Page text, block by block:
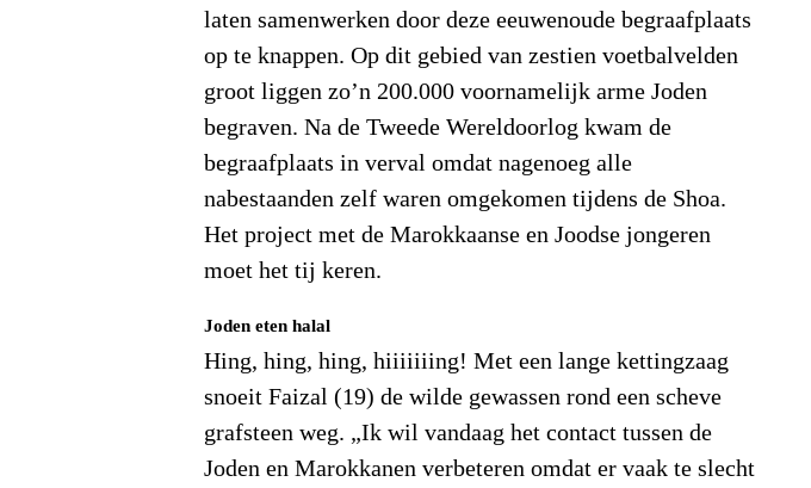
laten samenwerken door deze eeuwenoude begraafplaats
op te knappen. Op dit gebied van zestien voetbalvelden
groot liggen zo’n 200.000 voornamelijk arme Joden
begraven. Na de Tweede Wereldoorlog kwam de
begraafplaats in verval omdat nagenoeg alle
nabestaanden zelf waren omgekomen tijdens de Shoa.
Het project met de Marokkaanse en Joodse jongeren
moet het tij keren.
Joden eten halal
Hing, hing, hing, hiiiiiiing! Met een lange kettingzaag
snoeit Faizal (19) de wilde gewassen rond een scheve
grafsteen weg. „Ik wil vandaag het contact tussen de
Joden en Marokkanen verbeteren omdat er vaak te slecht